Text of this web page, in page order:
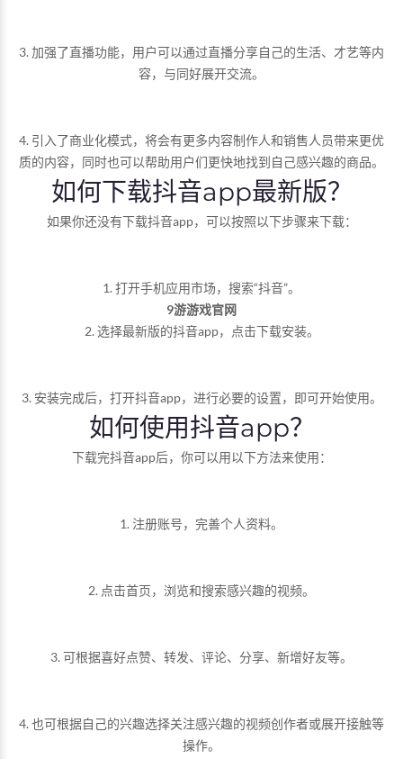
3. 加强了直播功能，用户可以通过直播分享自己的生活、才艺等内
容，与同好展开交流。
4. 引入了商业化模式，将会有更多内容制作人和销售人员带来更优
质的内容，同时也可以帮助用户们更快地找到自己感兴趣的商品。
如何下载抖音app最新版？
如果你还没有下载抖音app，可以按照以下步骤来下载：
1. 打开手机应用市场，搜索“抖音”。
9游游戏官网
2. 选择最新版的抖音app，点击下载安装。
3. 安装完成后，打开抖音app，进行必要的设置，即可开始使用。
如何使用抖音app？
下载完抖音app后，你可以用以下方法来使用：
1. 注册账号，完善个人资料。
2. 点击首页，浏览和搜索感兴趣的视频。
3. 可根据喜好点赞、转发、评论、分享、新增好友等。
4. 也可根据自己的兴趣选择关注感兴趣的视频创作者或展开接触等
操作。